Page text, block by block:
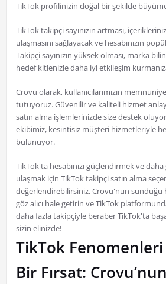
TikTok profilinizin doğal bir şekilde
TikTok takipçi sayınızın artması,
ulaşmasını sağlayacak ve hesabınızın
Takipçi sayınızın yüksek olması, marka
hedef kitlenizle daha iyi etkileşim
Crovu olarak, kullanıcılarımızın
tutuyoruz. Güvenilir ve kaliteli hizmet
satın alma işlemlerinizde size destek
ekibimiz, kesintisiz müşteri hizmetleriyle
bulunuyor.
TikTok'ta hesabınızı güçlendirmek ve
ulaşmak için TikTok takipçi satın alma
değerlendirebilirsiniz. Crovu'nun
göz alıcı hale getirin ve TikTok
daha fazla takipçiyle beraber TikTok'ta
sizin elinizde!
TikTok
Bir Fırsat: